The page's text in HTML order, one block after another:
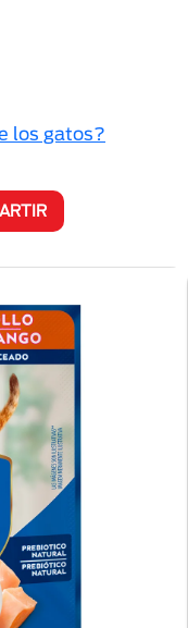
los gatos?